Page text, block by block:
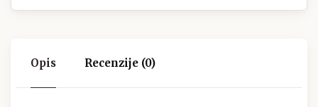
Opis Recenzije (0)